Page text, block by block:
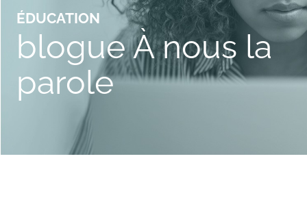
ÉDUCATION
blogue À nous la
parole